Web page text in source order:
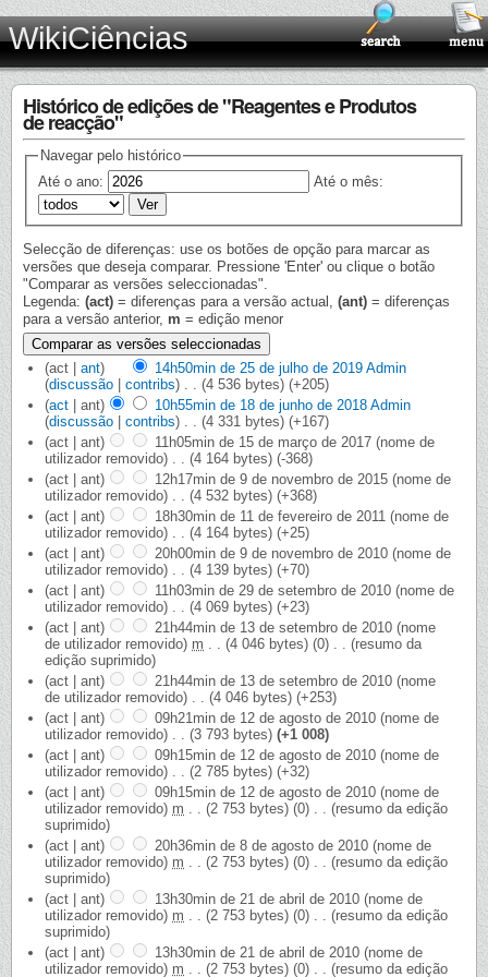
WikiCiências
Histórico de edições de "Reagentes e Produtos
de reacção"
Navegar pelo histórico
Até o ano:
Até o mês:
Selecção de diferenças: use os botões de opção para marcar as
versões que deseja comparar. Pressione 'Enter' ou clique o botão
"Comparar as versões seleccionadas".
Legenda: (act) = diferenças para a versão actual, (ant) = diferenças
para a versão anterior, m = edição menor
(act | ant) 14h50min de 25 de julho de 2019 Admin
(discussão | contribs) (4 536 bytes) (+205)
(act | ant) 10h55min de 18 de junho de 2018 Admin
(discussão | contribs) (4 331 bytes) (+167)
(act | ant)
11h05min de 15 de março de 2017 (nome de
utilizador removido)
(4 164 bytes) (-368)
(act | ant)
12h17min de 9 de novembro de 2015 (nome de
utilizador removido)
(4 532 bytes) (+368)
(act | ant)
18h30min de 11 de fevereiro de 2011 (nome de
utilizador removido)
(4 164 bytes) (+25)
(act | ant)
20h00min de 9 de novembro de 2010 (nome de
utilizador removido)
(4 139 bytes) (+70)
(act | ant)
11h03min de 29 de setembro de 2010 (nome de
utilizador removido)
(4 069 bytes) (+23)
(act | ant)
21h44min de 13 de setembro de 2010 (nome
de utilizador removido) m (4 046 bytes) (0)
(resumo da
edição suprimido)
(act | ant)
21h44min de 13 de setembro de 2010 (nome
de utilizador removido)
(4 046 bytes) (+253)
(act | ant)
09h21min de 12 de agosto de 2010 (nome de
utilizador removido)
(3 793 bytes) (+1 008)
(act | ant)
09h15min de 12 de agosto de 2010 (nome de
utilizador removido)
(2 785 bytes) (+32)
(act | ant)
09h15min de 12 de agosto de 2010 (nome de
utilizador removido) m (2 753 bytes) (0)
(resumo da edição
suprimido)
(act | ant)
20h36min de 8 de agosto de 2010 (nome de
utilizador removido) m (2 753 bytes) (0)
(resumo da edição
suprimido)
(act | ant)
13h30min de 21 de abril de 2010 (nome de
utilizador removido) m (2 753 bytes) (0)
(resumo da edição
suprimido)
(act | ant)
13h30min de 21 de abril de 2010 (nome de
utilizador removido) m (2 753 bytes) (0)
(resumo da edição